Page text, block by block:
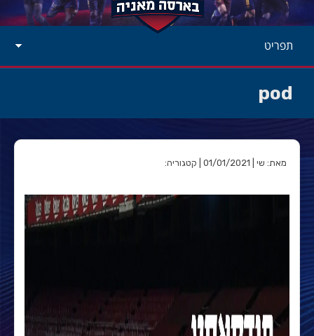
תפריט
pod
מאת: שי | 01/01/2021 | קטגוריה: